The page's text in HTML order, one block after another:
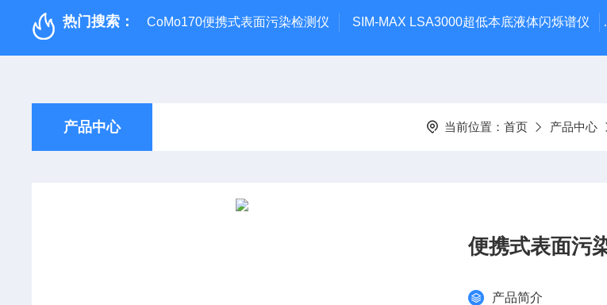
热门搜索： CoMo170便携式表面污染检测仪 SIM-MAX LSA3000超低本底液体闪烁谱仪
产品中心 当前位置： 首页 产品中心
便携式表面污
产品简介